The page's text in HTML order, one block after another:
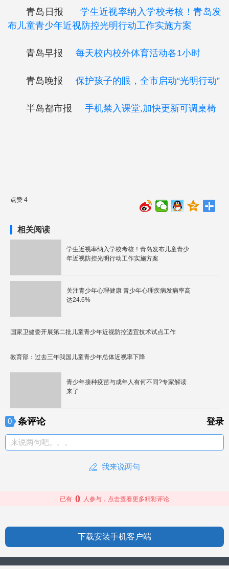
青岛日报学生近视率纳入学校考核！青岛发
布儿童青少年近视防控光明行动工作实施方案
青岛早报 每天校内校外体育活动各1小时
青岛晚报 保护孩子的眼，全市启动“光明行动”
半岛都市报 手机禁入课堂,加快更新可调桌椅
点赞 4
相关阅读
学生近视率纳入学校考核！青岛发布儿童青少
年近视防控光明行动工作实施方案
关注青少年心理健康 青少年心理疾病发病率高
达24.6%
国家卫健委开展第二批儿童青少年近视防控适宜技术试点工作
教育部：过去三年我国儿童青少年总体近视率下降
青少年接种疫苗与成年人有何不同?专家解读
来了
0 条评论 登录
来说两句吧。。。
我来说两句
已有 0 人参与，点击查看更多精彩评论
下载安装手机客户端